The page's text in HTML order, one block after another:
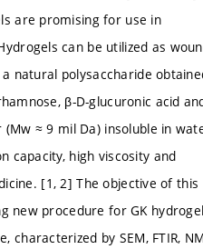
are promising for use in
can be utilized as
natural polysaccharide
β-D-glucuronic acid
≈ 9 mil Da) insoluble in
capacity, high viscosity and
[1, 2] The objective of this
new procedure for GK hydrogel
by SEM, FTIR,